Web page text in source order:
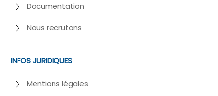
Documentation
Nous recrutons
INFOS JURIDIQUES
Mentions légales